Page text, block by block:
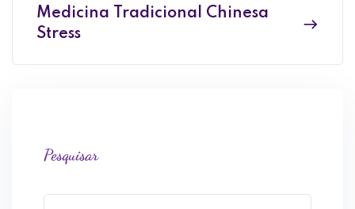
Medicina Tradicional Chinesa
Stress
Pesquisar